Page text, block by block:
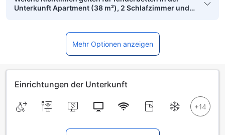
Unterkunft Apartment (38 m²), 2 Schlafzimmer und 1
Mehr Optionen anzeigen
Einrichtungen der Unterkunft